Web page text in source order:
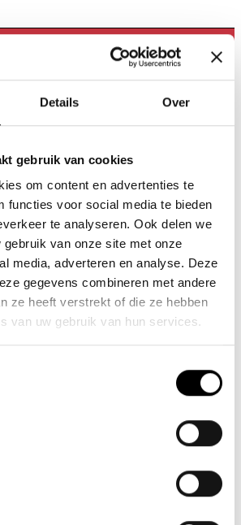
Details Over
gebruik van cookies
om content en advertenties te
functies voor social media te bieden
te analyseren. Ook delen we
gebruik van onze site met onze
media, adverteren en analyse. Deze
gegevens combineren met andere
ze heeft verstrekt of die ze hebben
van uw gebruik van hun services.
oorlog werden 3 exemplarische zaken
portret van een van de grootste en
oorlogen in de geschiedenis van de
kan de vertoning van deze film in
Cartoon's